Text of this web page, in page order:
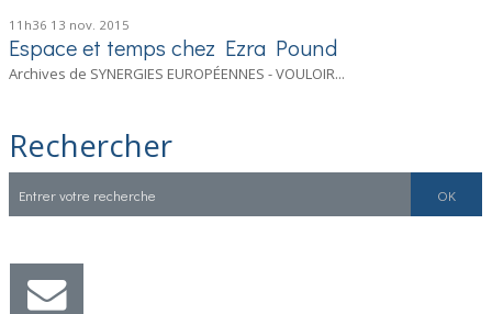
11h36 13 nov. 2015
Espace et temps chez Ezra Pound
Archives de SYNERGIES EUROPÉENNES - VOULOIR...
Rechercher